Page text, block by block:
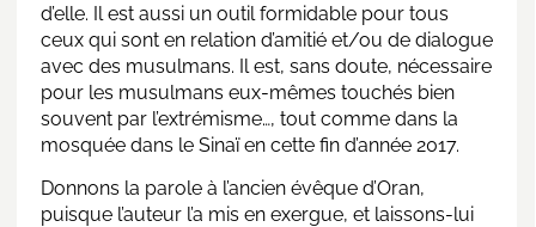
d’elle. Il est aussi un outil formidable pour tous
ceux qui sont en relation d’amitié et/ou de dialogue
avec des musulmans. Il est, sans doute, nécessaire
pour les musulmans eux-mêmes touchés bien
souvent par l’extrémisme…, tout comme dans la
mosquée dans le Sinaï en cette fin d’année 2017.
Donnons la parole à l’ancien évêque d’Oran,
puisque l’auteur l’a mis en exergue, et laissons-lui